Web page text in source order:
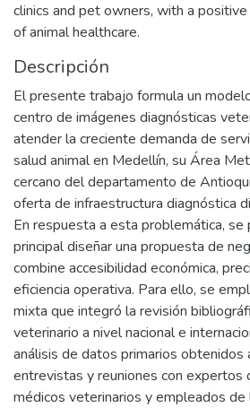
clinics and pet owners, with a
of animal healthcare.
Descripción
El presente trabajo formula un
centro de imágenes diagnósticas
atender la creciente demanda de
salud animal en Medellín, su Área
cercano del departamento de
oferta de infraestructura diagnóstica
En respuesta a esta problemática,
principal diseñar una propuesta de
combine accesibilidad económica,
eficiencia operativa. Para ello, se
mixta que integró la revisión
veterinario a nivel nacional e
análisis de datos primarios obtenidos
entrevistas y reuniones con expertos
médicos veterinarios y empleados de